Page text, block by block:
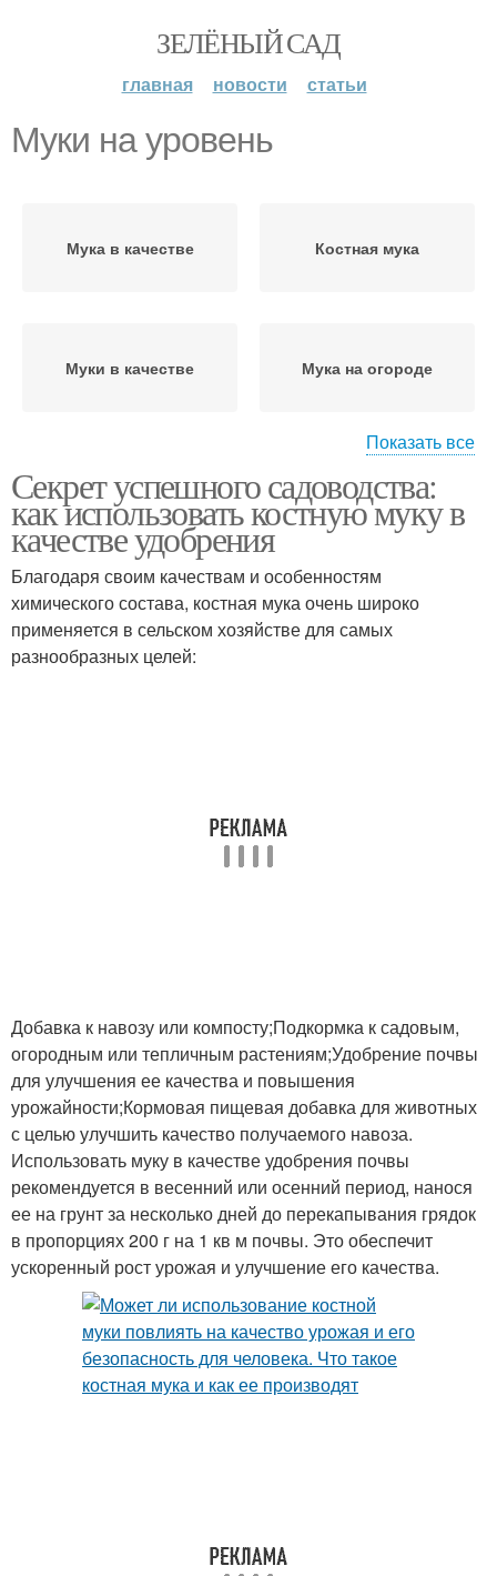
ЗЕЛЁНЫЙ САД
главная новости статьи
Муки на уровень
Мука в качестве Костная мука
Муки в качестве Мука на огороде
Мука в саду Мука для растений
Муки на почву
Показать все
Секрет успешного садоводства:
как использовать костную муку в
качестве удобрения
Благодаря своим качествам и особенностям
химического состава, костная мука очень широко
применяется в сельском хозяйстве для самых
разнообразных целей:
Добавка к навозу или компосту;Подкормка к садовым,
огородным или тепличным растениям;Удобрение почвы
для улучшения ее качества и повышения
урожайности;Кормовая пищевая добавка для животных
с целью улучшить качество получаемого навоза.
Использовать муку в качестве удобрения почвы
рекомендуется в весенний или осенний период, нанося
ее на грунт за несколько дней до перекапывания грядок
в пропорциях 200 г на 1 кв м почвы. Это обеспечит
ускоренный рост урожая и улучшение его качества.